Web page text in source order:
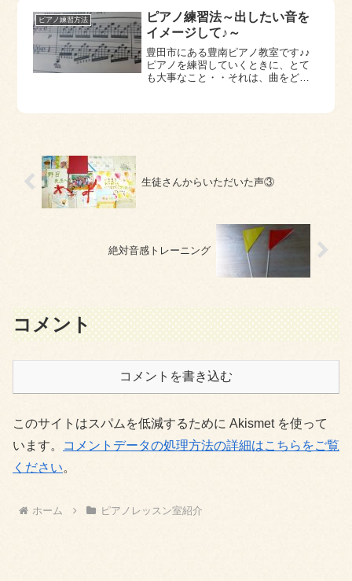
ＣＤ，音楽理...
ピアノ練習方法
ピアノ練習法～出したい音を
イメージして♪～
豊田市にある豊南ピアノ教室です♪♪
ピアノを練習していくときに、とて
も大事なこと・・それは、曲をどん
ン １２の練習曲 Ｏｐ．２５－１
生徒さんからいただいた声③
絶対音感トレーニング
コメント
コメントを書き込む
このサイトはスパムを低減するために Akismet を使って
います。
コメントデータの処理方法の詳細はこちらをご覧
ください。
ホーム ピアノレッスン室紹介